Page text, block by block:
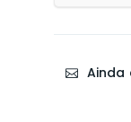
Ainda